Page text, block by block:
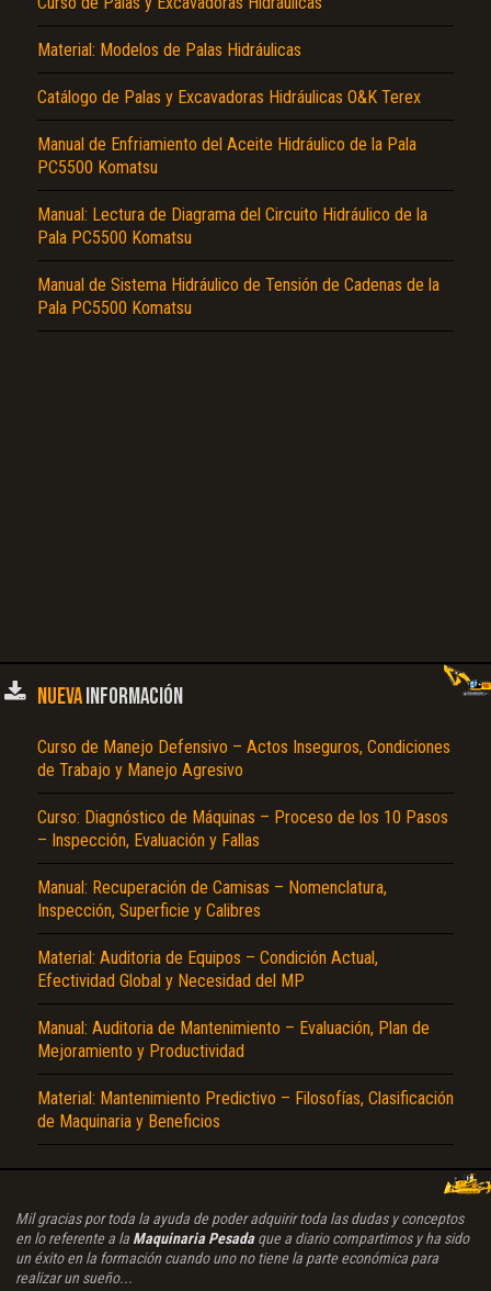
Material: Modelos de Palas Hidráulicas
Catálogo de Palas y Excavadoras Hidráulicas O&K Terex
Manual de Enfriamiento del Aceite Hidráulico de la Pala
PC5500 Komatsu
Manual: Lectura de Diagrama del Circuito Hidráulico de la
Pala PC5500 Komatsu
Manual de Sistema Hidráulico de Tensión de Cadenas de la
Pala PC5500 Komatsu
NUEVAINFORMACIÓN
Curso de Manejo Defensivo – Actos Inseguros, Condiciones
de Trabajo y Manejo Agresivo
Curso: Diagnóstico de Máquinas – Proceso de los 10 Pasos
– Inspección, Evaluación y Fallas
Manual: Recuperación de Camisas – Nomenclatura,
Inspección, Superficie y Calibres
Material: Auditoria de Equipos – Condición Actual,
Efectividad Global y Necesidad del MP
Manual: Auditoria de Mantenimiento – Evaluación, Plan de
Mejoramiento y Productividad
Material: Mantenimiento Predictivo – Filosofías, Clasificación
de Maquinaria y Beneficios
Mil gracias por toda la ayuda de poder adquirir toda las dudas y conceptos
en lo referente a la Maquinaria Pesadaque a diario compartimos y ha sido
un éxito en la formación cuando uno no tiene la parte económica para
realizar un sueño...
El Título es incorrecto según el contenido.
Texto o Imagen de portada son erróneos.
Reportar otro tipo de error...